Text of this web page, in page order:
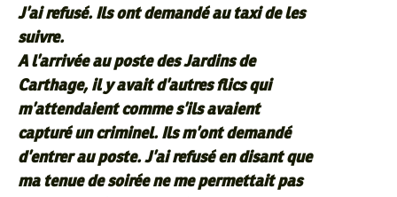
J’ai refusé. Ils ont demandé au taxi de les
suivre.
A l’arrivée au poste des Jardins de
Carthage, il y avait d’autres flics qui
m’attendaient comme s’ils avaient
capturé un criminel. Ils m’ont demandé
d’entrer au poste. J’ai refusé en disant que
ma tenue de soirée ne me permettait pas